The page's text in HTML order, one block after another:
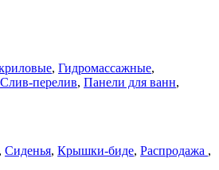
, Гидромассажные,
Слив-перелив, Панели для ванн,
, Сиденья, Крышки-биде, Распродажа ,